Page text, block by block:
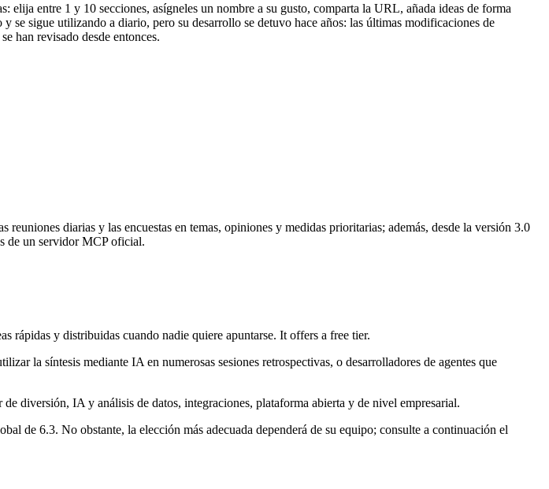
entre 1 y 10 secciones, asígneles un nombre a su gusto, comparta la URL, añada ideas de forma
sigue utilizando a diario, pero su desarrollo se detuvo hace años: las últimas modificaciones de
han revisado desde entonces.
diarias y las encuestas en temas, opiniones y medidas prioritarias; además, desde la versión 3.0
de un servidor MCP oficial.
rápidas y distribuidas cuando nadie quiere apuntarse. It offers a free tier.
la síntesis mediante IA en numerosas sesiones retrospectivas, o desarrolladores de agentes que
diversión, IA y análisis de datos, integraciones, plataforma abierta y de nivel empresarial.
de 6.3. No obstante, la elección más adecuada dependerá de su equipo; consulte a continuación el